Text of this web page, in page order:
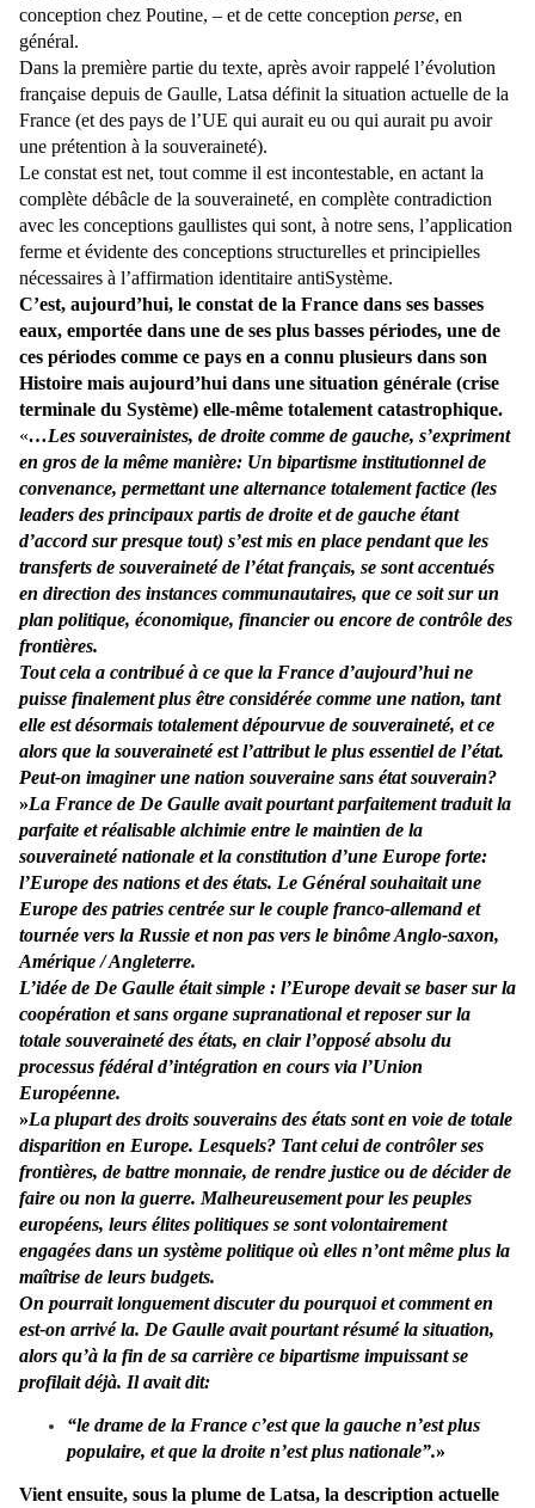
conception chez Poutine, – et de cette conception perse, en
général.
Dans la première partie du texte, après avoir rappelé l’évolution
française depuis de Gaulle, Latsa définit la situation actuelle de la
France (et des pays de l’UE qui aurait eu ou qui aurait pu avoir
une prétention à la souveraineté).
Le constat est net, tout comme il est incontestable, en actant la
complète débâcle de la souveraineté, en complète contradiction
avec les conceptions gaullistes qui sont, à notre sens, l’application
ferme et évidente des conceptions structurelles et principielles
nécessaires à l’affirmation identitaire antiSystème.
C’est, aujourd’hui, le constat de la France dans ses basses
eaux, emportée dans une de ses plus basses périodes, une de
ces périodes comme ce pays en a connu plusieurs dans son
Histoire mais aujourd’hui dans une situation générale (crise
terminale du Système) elle-même totalement catastrophique.
«…Les souverainistes, de droite comme de gauche, s’expriment
en gros de la même manière: Un bipartisme institutionnel de
convenance, permettant une alternance totalement factice (les
leaders des principaux partis de droite et de gauche étant
d’accord sur presque tout) s’est mis en place pendant que les
transferts de souveraineté de l’état français, se sont accentués
en direction des instances communautaires, que ce soit sur un
plan politique, économique, financier ou encore de contrôle des
frontières.
Tout cela a contribué à ce que la France d’aujourd’hui ne
puisse finalement plus être considérée comme une nation, tant
elle est désormais totalement dépourvue de souveraineté, et ce
alors que la souveraineté est l’attribut le plus essentiel de l’état.
Peut-on imaginer une nation souveraine sans état souverain?
»La France de De Gaulle avait pourtant parfaitement traduit la
parfaite et réalisable alchimie entre le maintien de la
souveraineté nationale et la constitution d’une Europe forte:
l’Europe des nations et des états. Le Général souhaitait une
Europe des patries centrée sur le couple franco-allemand et
tournée vers la Russie et non pas vers le binôme Anglo-saxon,
Amérique / Angleterre.
L’idée de De Gaulle était simple : l’Europe devait se baser sur la
coopération et sans organe supranational et reposer sur la
totale souveraineté des états, en clair l’opposé absolu du
processus fédéral d’intégration en cours via l’Union
Européenne.
»La plupart des droits souverains des états sont en voie de totale
disparition en Europe. Lesquels? Tant celui de contrôler ses
frontières, de battre monnaie, de rendre justice ou de décider de
faire ou non la guerre. Malheureusement pour les peuples
européens, leurs élites politiques se sont volontairement
engagées dans un système politique où elles n’ont même plus la
maîtrise de leurs budgets.
On pourrait longuement discuter du pourquoi et comment en
est-on arrivé la. De Gaulle avait pourtant résumé la situation,
alors qu’à la fin de sa carrière ce bipartisme impuissant se
profilait déjà. Il avait dit:
“le drame de la France c’est que la gauche n’est plus
populaire, et que la droite n’est plus nationale”.»
Vient ensuite, sous la plume de Latsa, la description actuelle